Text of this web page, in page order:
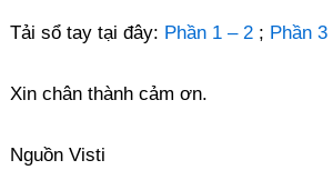
Tải sổ tay tại đây: Phần 1 – 2 ; Phần 3
Xin chân thành cảm ơn.
Nguồn Visti